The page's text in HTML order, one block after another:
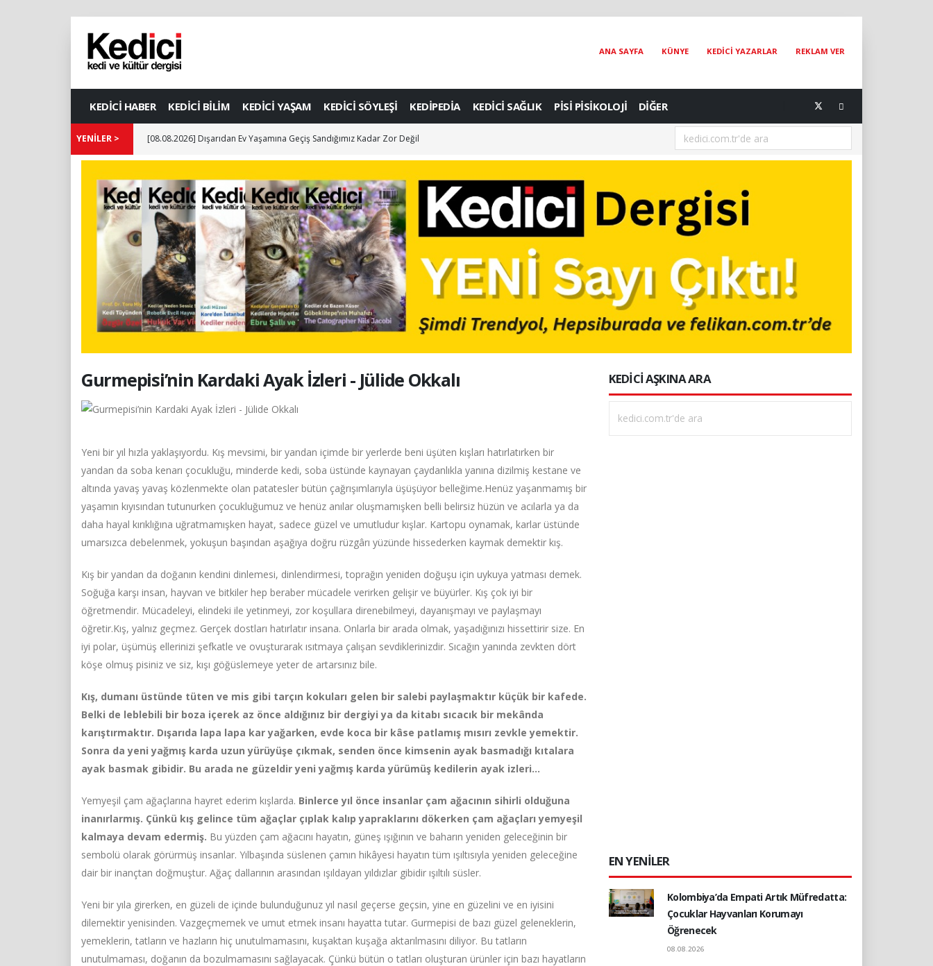
ANA SAYFA KÜNYE KEDİCİ YAZARLAR REKLAM VER
KEDİCİ HABER KEDİCİ BİLİM KEDİCİ YAŞAM KEDİCİ SÖYLEŞİ KEDİPEDİA KEDİCİ SAĞLIK PİSİ PİSİKOLOJİ DİĞER
YENİLER > [08.08.2026] Dışarıdan Ev Yaşamına Geçiş Sandığımız Kadar Zor Değil [07.08.2026] Ankara Kedileri Dünyanın Yeni Dijital Elçileri
Gurmepisi’nin Kardaki Ayak İzleri - Jülide Okkalı
Yeni bir yıl hızla yaklaşıyordu. Kış mevsimi, bir yandan içimde bir yerlerde beni üşüten kışları hatırlatırken bir
yandan da soba kenarı çocukluğu, minderde kedi, soba üstünde kaynayan çaydanlıkla yanına dizilmiş kestane ve
altında yavaş yavaş közlenmekte olan patatesler bütün çağrışımlarıyla üşüşüyor belleğime.Henüz yaşanmamış bir
yaşamın kıyısından tutunurken çocukluğumuz ve henüz anılar oluşmamışken belli belirsiz hüzün ve acılarla ya da
daha hayal kırıklığına uğratmamışken hayat, sadece güzel ve umutludur kışlar. Kartopu oynamak, karlar üstünde
umarsızca debelenmek, yokuşun başından aşağıya doğru rüzgârı yüzünde hissederken kaymak demektir kış.
Kış bir yandan da doğanın kendini dinlemesi, dinlendirmesi, toprağın yeniden doğuşu için uykuya yatması demek.
Soğuğa karşı insan, hayvan ve bitkiler hep beraber mücadele verirken gelişir ve büyürler. Kış çok iyi bir
öğretmendir. Mücadeleyi, elindeki ile yetinmeyi, zor koşullara direnebilmeyi, dayanışmayı ve paylaşmayı
öğretir.Kış, yalnız geçmez. Gerçek dostları hatırlatır insana. Onlarla bir arada olmak, yaşadığınızı hissettirir size. En
iyi polar, üşümüş ellerinizi şefkatle ve ovuşturarak ısıtmaya çalışan sevdiklerinizdir. Sıcağın yanında zevkten dört
köşe olmuş pisiniz ve siz, kışı göğüslemeye yeter de artarsınız bile.
Kış, dumanı üstünde tüten ve mis gibi tarçın kokuları gelen bir salebi paylaşmaktır küçük bir kafede.
Belki de leblebili bir boza içerek az önce aldığınız bir dergiyi ya da kitabı sıcacık bir mekânda
karıştırmaktır. Dışarıda lapa lapa kar yağarken, evde koca bir kâse patlamış mısırı zevkle yemektir.
Sonra da yeni yağmış karda uzun yürüyüşe çıkmak, senden önce kimsenin ayak basmadığı kıtalara
ayak basmak gibidir. Bu arada ne güzeldir yeni yağmış karda yürümüş kedilerin ayak izleri…
Yemyeşil çam ağaçlarına hayret ederim kışlarda. Binlerce yıl önce insanlar çam ağacının sihirli olduğuna
inanırlarmış. Çünkü kış gelince tüm ağaçlar çıplak kalıp yapraklarını dökerken çam ağaçları yemyeşil
kalmaya devam edermiş. Bu yüzden çam ağacını hayatın, güneş ışığının ve baharın yeniden geleceğinin bir
sembolü olarak görürmüş insanlar. Yılbaşında süslenen çamın hikâyesi hayatın tüm ışıltısıyla yeniden geleceğine
dair bir inançtan doğmuştur. Ağaç dallarının arasından ışıldayan yıldızlar gibidir ışıltılı süsler.
Yeni bir yıla girerken, en güzeli de içinde bulunduğunuz yıl nasıl geçerse geçsin, yine en güzelini ve en iyisini
dilemektir yenisinden. Vazgeçmemek ve umut etmek insanı hayatta tutar. Gurmepisi de bazı güzel geleneklerin,
yemeklerin, tatların ve hazların hiç unutulmamasını, kuşaktan kuşağa aktarılmasını diliyor. Bu tatların
unutulmaması, doğanın da bozulmamasını sağlayacak. Çünkü bütün o tatları oluşturan ürünler için bazı hayatların
KEDİCİ AŞKINA ARA
EN YENİLER
Kolombiya’da Empati Artık Müfredatta:
Çocuklar Hayvanları Korumayı
Öğrenecek
08.08.2026